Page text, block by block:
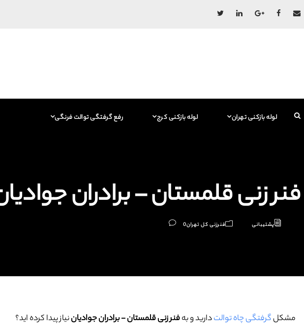
رفع گرفتگی توالت فرنگی لوله بازکنی کرج لوله بازکنی تهران
فنر زنی قلمستان – برادران جوادیان 09129615767
پشتیبانی فنرزنی کل تهران0
مشکلگرفتگی چاه توالتدارید و بهفنر زنی قلمستان - برادران جوادیاننیاز پیدا کرده اید؟